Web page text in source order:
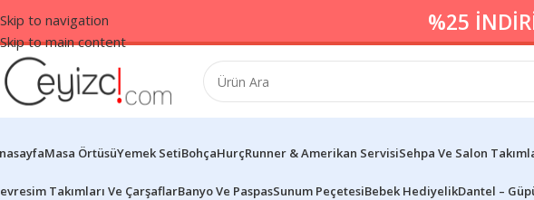
Skip to navigation
Skip to main content
%25
Masa ÖrtüsüYemek SetiBohçaHurçRunner & Amerikan ServisiSehpa Ve Salon
Takımları Ve ÇarşaflarBanyo Ve PaspasSunum PeçetesiBebek HediyelikDantel –